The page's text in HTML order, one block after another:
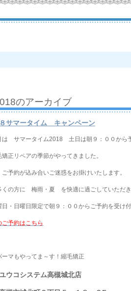
のアーカイブ
サマータイム キャンペーン
サマータイム2018 土日は朝９：００から
正リペアの季節がやってきました。
ご予約が込み合いご迷惑をお掛けいたします。
くの方に 梅雨・夏 を快適に過ごしていただ
・日曜日限定で朝９：００からご予約を受け
ご予約はこちら
ーマもやってま～す！縮毛矯正
ウコシステム高槻城北店